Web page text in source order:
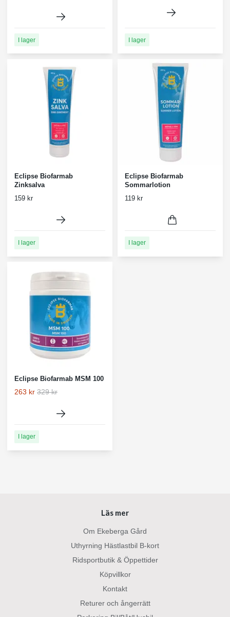
I lager I lager
Eclipse Biofarmab
Zinksalva
159 kr
I lager
Eclipse Biofarmab
Sommarlotion
119 kr
I lager
Eclipse Biofarmab MSM 100
263 kr 329 kr
I lager
Läs mer
Om Ekeberga Gård
Uthyrning Hästlastbil B-kort
Ridsportbutik & Öppettider
Köpvillkor
Kontakt
Returer och ångerrätt